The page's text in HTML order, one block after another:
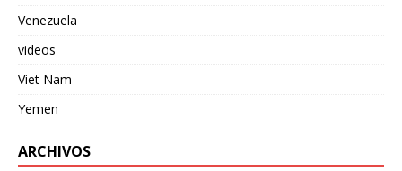
Venezuela
videos
Viet Nam
Yemen
ARCHIVOS